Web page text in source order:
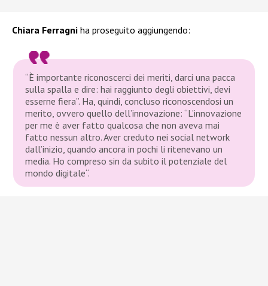
Chiara Ferragni ha proseguito aggiungendo:
“È importante riconoscerci dei meriti, darci una pacca
sulla spalla e dire: hai raggiunto degli obiettivi, devi
esserne fiera”. Ha, quindi, concluso riconoscendosi un
merito, ovvero quello dell’innovazione: “L’innovazione
per me è aver fatto qualcosa che non aveva mai
fatto nessun altro. Aver creduto nei social network
dall’inizio, quando ancora in pochi li ritenevano un
media. Ho compreso sin da subito il potenziale del
mondo digitale“.